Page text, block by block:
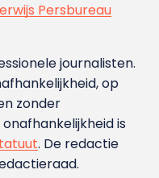
Persbureau
journalisten.
op
zonder
is
. De redactie